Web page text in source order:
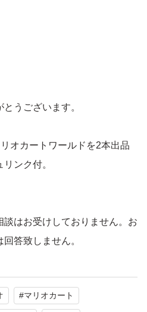
うございます。
オカートワールドを2本出品
ンク付。
はお受けしておりません。お
答致しません。
てご質問を頂いても回答はで
。（未プレイ、未開封の為）
#マリオカート